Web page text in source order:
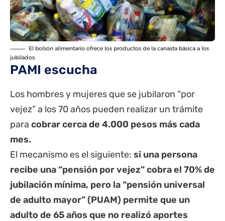
El bolsón alimentario ofrece los productos de la canasta básica a los
jubilados.
PAMI escucha
Los hombres y mujeres que se jubilaron “por
vejez” a los 70 años pueden realizar un trámite
para cobrar cerca de 4.000 pesos más cada
mes.
El mecanismo es el siguiente: si una persona
recibe una “pensión por vejez” cobra el 70% de
jubilación mínima, pero la “pensión universal
de adulto mayor” (PUAM) permite que un
adulto de 65 años que no realizó aportes